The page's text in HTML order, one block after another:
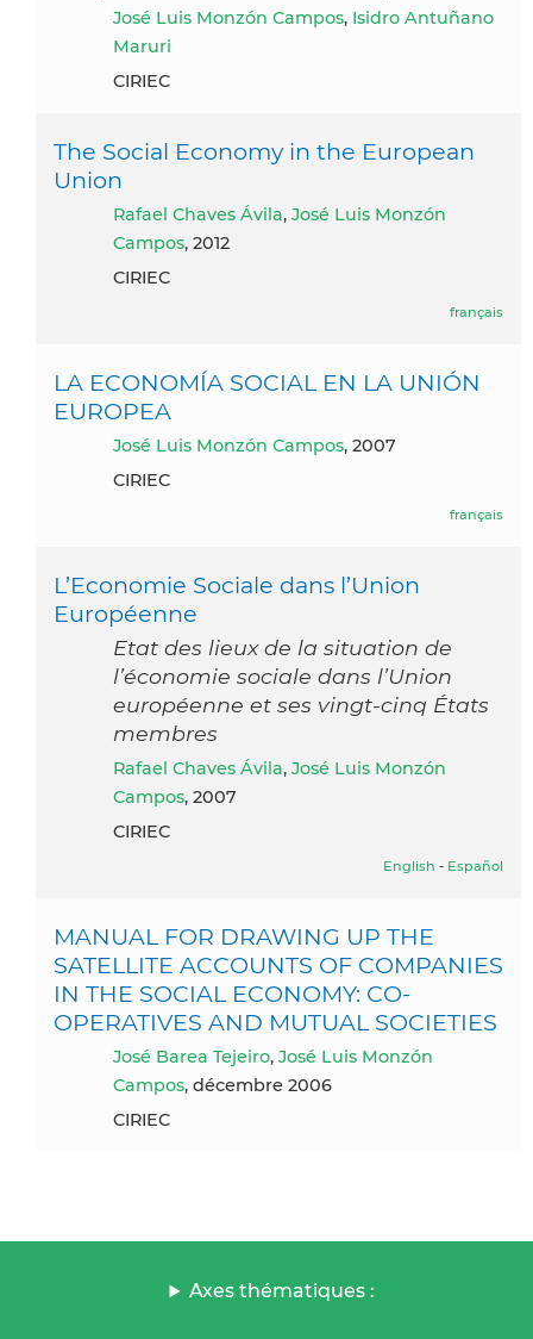
José Luis Monzón Campos, Isidro Antuñano
Maruri
CIRIEC
The Social Economy in the European
Union
Rafael Chaves Ávila, José Luis Monzón
Campos, 2012
CIRIEC
français
LA ECONOMÍA SOCIAL EN LA UNIÓN
EUROPEA
José Luis Monzón Campos, 2007
CIRIEC
français
L’Economie Sociale dans l’Union
Européenne
Etat des lieux de la situation de
l’économie sociale dans l’Union
européenne et ses vingt-cinq États
membres
Rafael Chaves Ávila, José Luis Monzón
Campos, 2007
CIRIEC
English - Español
MANUAL FOR DRAWING UP THE
SATELLITE ACCOUNTS OF COMPANIES
IN THE SOCIAL ECONOMY: CO-
OPERATIVES AND MUTUAL SOCIETIES
José Barea Tejeiro, José Luis Monzón
Campos, décembre 2006
CIRIEC
Axes thématiques :